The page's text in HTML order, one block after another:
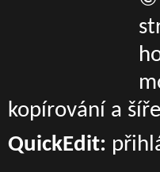
kopírování a
QuickEdit: